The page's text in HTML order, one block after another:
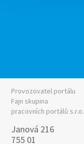
Provozovatel portálu
Fajn skupina
pracovních portálů s.r.o.
Janová 216
755 01